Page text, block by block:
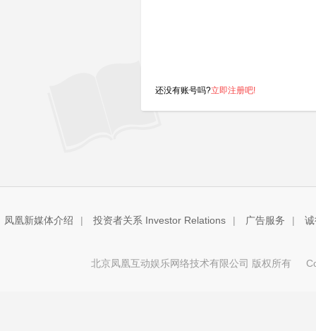
还没有账号吗?立即注册吧!
凤凰新媒体介绍 | 投资者关系 Investor Relations | 广告服务 |
北京凤凰互动娱乐网络技术有限公司 版权所有